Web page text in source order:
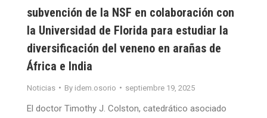
subvención de la NSF en colaboración con
la Universidad de Florida para estudiar la
diversificación del veneno en arañas de
África e India
Noticias By idem.osorio septiembre 19, 2025
El doctor Timothy J. Colston, catedrático asociado